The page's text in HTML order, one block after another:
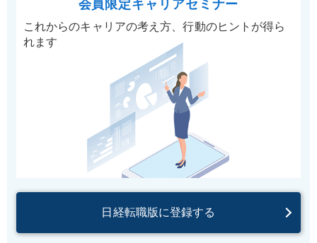
会員限定キャリアセミナー
これからのキャリアの考え方、行動のヒントが得ら
れます
日経転職版に登録する